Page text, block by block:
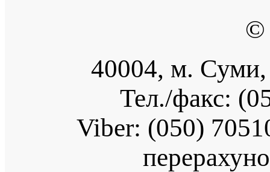
©
40004, м. Суми,
Тел./факс:
Viber: (050)